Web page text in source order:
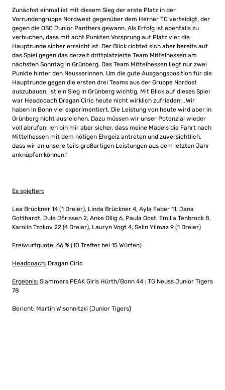
Zunächst einmal ist mit diesem Sieg der erste Platz in der
Vorrundengruppe Nordwest gegenüber dem Herner TC verteidigt, der
gegen die OSC Junior Panthers gewann. Als Erfolg ist ebenfalls zu
verbuchen, dass mit acht Punkten Vorsprung auf Platz vier die
Hauptrunde sicher erreicht ist. Der Blick richtet sich aber bereits auf
das Spiel gegen das derzeit drittplatzierte Team Mittelhessen am
nächsten Sonntag in Grünberg. Das Team Mittelhessen liegt nur zwei
Punkte hinter den Neusserinnen. Um die gute Ausgangsposition für die
Hauptrunde gegen die ersten drei Teams aus der Gruppe Nordost
auszubauen, ist ein Sieg in Grünberg wichtig. Mit Blick auf dieses Spiel
war Headcoach Dragan Ciric heute nicht wirklich zufrieden: „Wir
haben in Bonn viel experimentiert. Die Leistung von heute wird aber in
Grünberg nicht ausreichen. Dazu müssen wir unser Potenzial wieder
voll abrufen. Ich bin mir aber sicher, dass meine Mädels die Fahrt nach
Mittelhessen mit dem nötigen Ehrgeiz antreten und zuversichtlich,
dass wir an unsere teils großartigen Leistungen aus dem letzten Jahr
anknüpfen können.“
Es spielten:
Lea Brückner 14 (1 Dreier), Linda Brückner 4, Ayla Faber 11, Jana
Gotthardt, Jule Jörissen 2, Anke Ollig 6, Paula Oost, Emilia Tenbrock 8,
Karolin Tzokov 22 (4 Dreier), Lauryn Vogt 4, Selin Yilmaz 9 (1 Dreier)
Freiwurfquote: 66 % (10 Treffer bei 15 Würfen)
Headcoach: Dragan Ciric
Ergebnis: Slammers PEAK Girls Hürth/Bonn 44 : TG Neuss Junior Tigers
78
Bericht: Martin Wischnitzki (Junior Tigers)